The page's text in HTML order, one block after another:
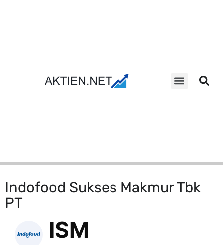
Indofood Sukses Makmur Tbk
PT